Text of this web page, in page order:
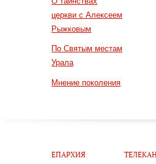
церкви с Алексеем
Рыжковым
По Святым местам
Урала
Мнение поколения
ЕПАРХИЯ